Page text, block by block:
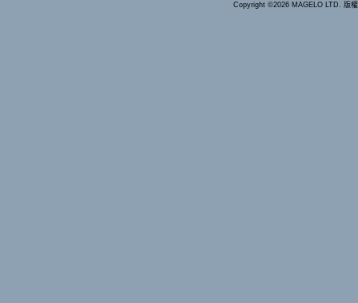
Copyright ©2026 MAGELO LTD. 版